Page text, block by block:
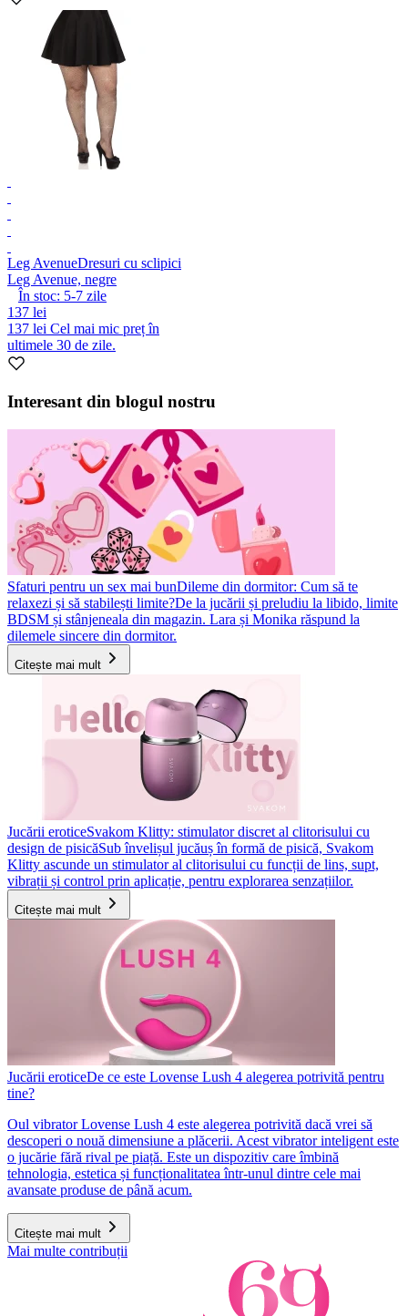
Leg AvenueDresuri cu sclipici
Leg Avenue, negre
În stoc: 5-7 zile
137 lei
137 lei Cel mai mic preț în
ultimele 30 de zile.
Interesant din blogul nostru
Sfaturi pentru un sex mai bunDileme din dormitor: Cum să te
relaxezi și să stabilești limite?De la jucării și preludiu la libido, limite
BDSM și stânjeneala din magazin. Lara și Monika răspund la
dilemele sincere din dormitor.
Citește mai mult
Jucării eroticeSvakom Klitty: stimulator discret al clitorisului cu
design de pisicăSub învelișul jucăuș în formă de pisică, Svakom
Klitty ascunde un stimulator al clitorisului cu funcții de lins, supt,
vibrații și control prin aplicație, pentru explorarea senzațiilor.
Citește mai mult
Jucării eroticeDe ce este Lovense Lush 4 alegerea potrivită pentru
tine?
Oul vibrator Lovense Lush 4 este alegerea potrivită dacă vrei să
descoperi o nouă dimensiune a plăcerii. Acest vibrator inteligent este
o jucărie fără rival pe piață. Este un dispozitiv care îmbină
tehnologia, estetica și funcționalitatea într-unul dintre cele mai
avansate produse de până acum.
Citește mai mult
Mai multe contribuții